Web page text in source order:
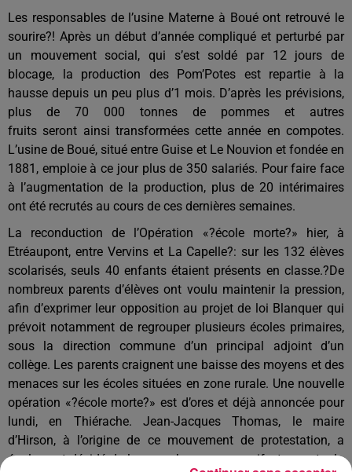
Les responsables de l’usine Materne à Boué ont retrouvé le
sourire?! Après un début d’année compliqué et perturbé par
un mouvement social, qui s’est soldé par 12 jours de
blocage, la production des
Pom’Potes est repartie à la
hausse depuis un peu plus d’1 mois. D’après les prévisions,
plus de 70 000 tonnes de pommes
et autres
fruits seront ainsi transformées cette année en compotes.
L’usine de Boué, situé entre Guise et Le Nouvion et fondée en
1881, emploie à ce jour plus de 350 salariés. Pour faire face
à l’augmentation de la production, plus de 20 intérimaires
ont été recrutés au cours de ces dernières semaines.
La reconduction de l’Opération «?école morte?» hier, à
Etréaupont, entre Vervins et La Capelle?: sur les 132 élèves
scolarisés, seuls 40 enfants étaient présents en classe.?De
nombreux parents d’élèves ont voulu maintenir la pression,
afin d’exprimer leur opposition au projet de loi Blanquer qui
prévoit notamment de regrouper plusieurs écoles primaires,
sous la direction commune d’un principal adjoint d’un
collège. Les parents craignent une baisse des moyens et des
menaces sur les écoles situées en zone rurale. Une nouvelle
opération «?école morte?» est d’ores et déjà annoncée pour
lundi,
en
Thiérache. Jean-Jacques Thomas, le maire
d’Hirson, à l’origine de ce mouvement de protestation, a
également décidé de louer un bus, pour manifester contre la